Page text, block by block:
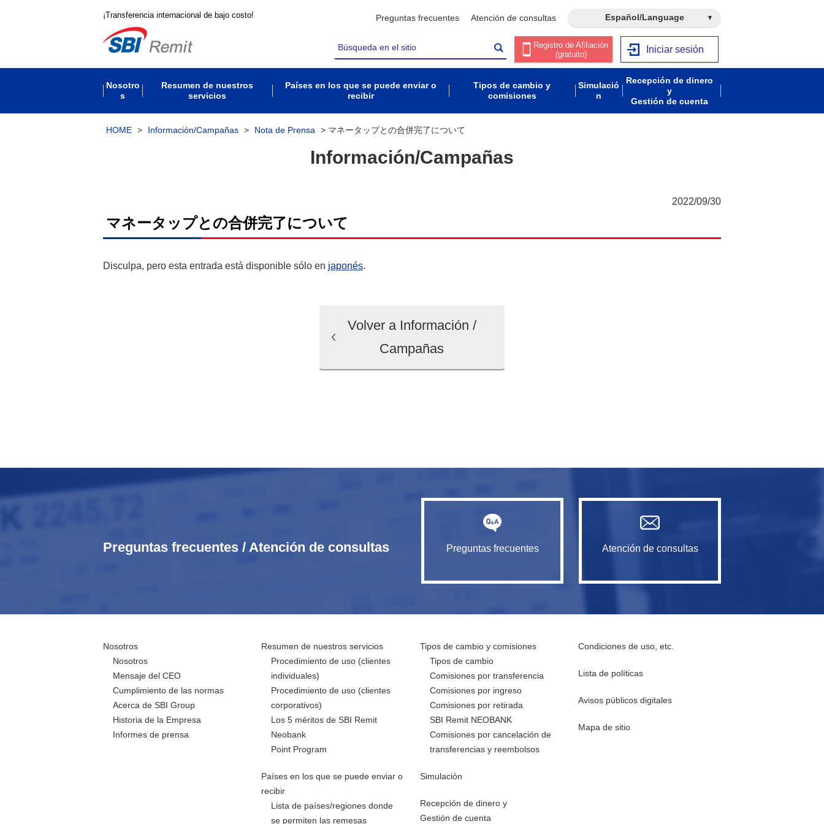
¡Transferencia internacional de bajo costo! Preguntas frecuentes Atención de consultas Español/Language
Registro de Afiliación
(gratuito)
Iniciar sesión
Nosotro
s
Resumen de nuestros
servicios
Países en los que se puede enviar o
recibir
Tipos de cambio y
comisiones
Simulació
n
Recepción de dinero
y
Gestión de cuenta
HOME > Información/Campañas > Nota de Prensa > マネータップとの合併完了について
Información/Campañas
2022/09/30
マネータップとの合併完了について
Disculpa, pero esta entrada está disponible sólo en japonés.
Volver a Información /
Campañas
Preguntas frecuentes / Atención de consultas Preguntas frecuentes Atención de consultas
Nosotros
Nosotros
Mensaje del CEO
Cumplimiento de las normas
Acerca de SBI Group
Historia de la Empresa
Informes de prensa
Resumen de nuestros servicios
Procedimiento de uso (clientes
individuales)
Procedimiento de uso (clientes
corporativos)
Los 5 méritos de SBI Remit
Neobank
Point Program
Países en los que se puede enviar o
recibir
Lista de países/regiones donde
se permiten las remesas
Tipos de cambio y comisiones
Tipos de cambio
Comisiones por transferencia
Comisiones por ingreso
Comisiones por retirada
SBI Remit NEOBANK
Comisiones por cancelación de
transferencias y reembolsos
Simulación
Recepción de dinero y
Gestión de cuenta
Condiciones de uso, etc.
Lista de políticas
Avisos públicos digitales
Mapa de sitio